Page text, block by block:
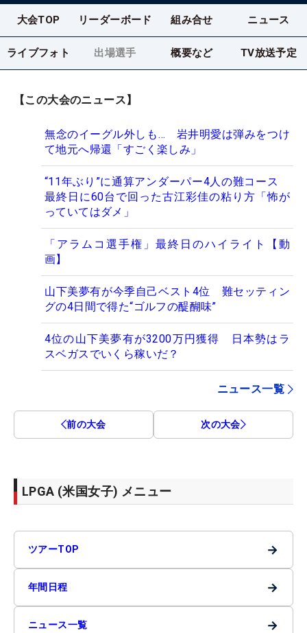
大会TOP リーダーボード 組み合せ ニュース
ライブフォト 出場選手 概要など TV放送予定
【この大会のニュース】
無念のイーグル外しも… 岩井明愛は弾みをつけ
て地元へ帰還「すごく楽しみ」
“11年ぶり”に通算アンダーパー4人の難コース
最終日に60台で回った古江彩佳の粘り方「怖が
っていてはダメ」
「アラムコ選手権」最終日のハイライト【動
画】
山下美夢有が今季自己ベスト4位 難セッティン
グの4日間で得た“ゴルフの醍醐味”
4位の山下美夢有が3200万円獲得 日本勢はラ
スベガスでいくら稼いだ？
ニュース一覧
前の大会 次の大会
LPGA (米国女子) メニュー
ツアーTOP →
年間日程 →
ニュース一覧 →